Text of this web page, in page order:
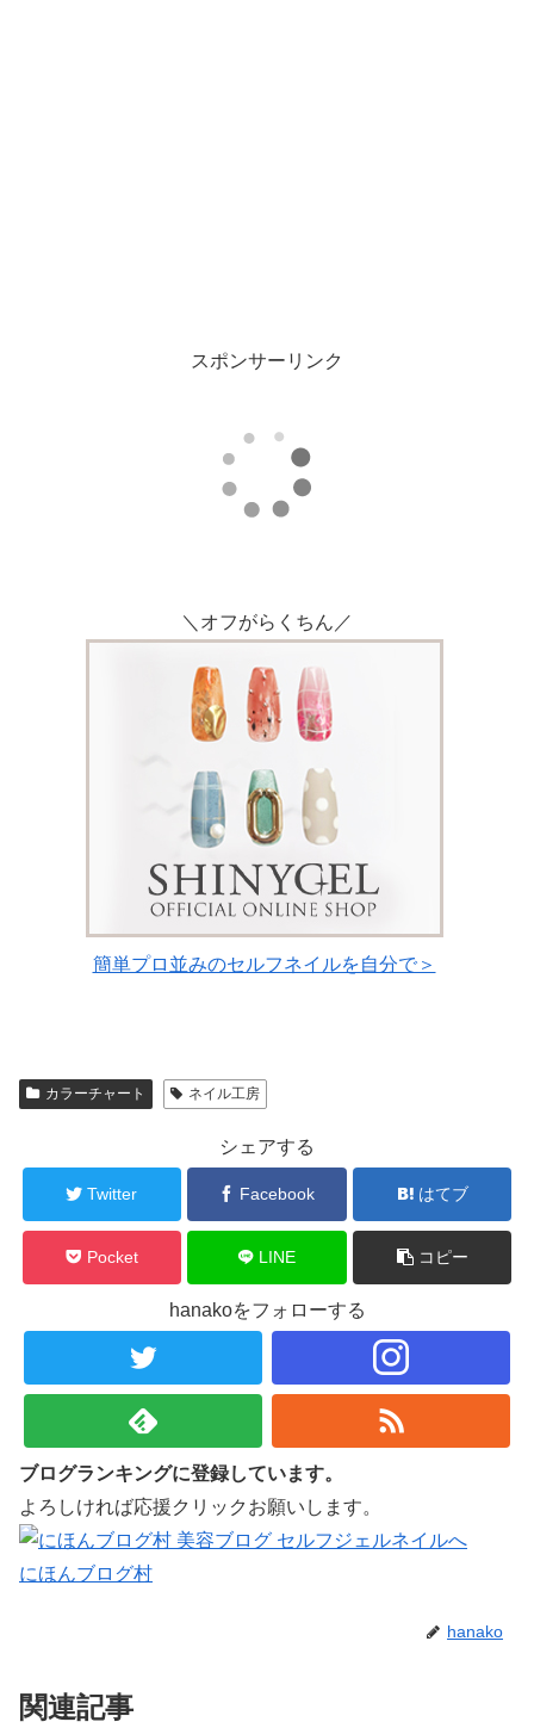
スポンサーリンク
＼オフがらくちん／
簡単プロ並みのセルフネイルを自分で＞
カラーチャート ネイル工房
シェアする
Twitter Facebook はてブ
Pocket LINE コピー
hanakoをフォローする
ブログランキングに登録しています。
よろしければ応援クリックお願いします。
にほんブログ村
hanako
関連記事